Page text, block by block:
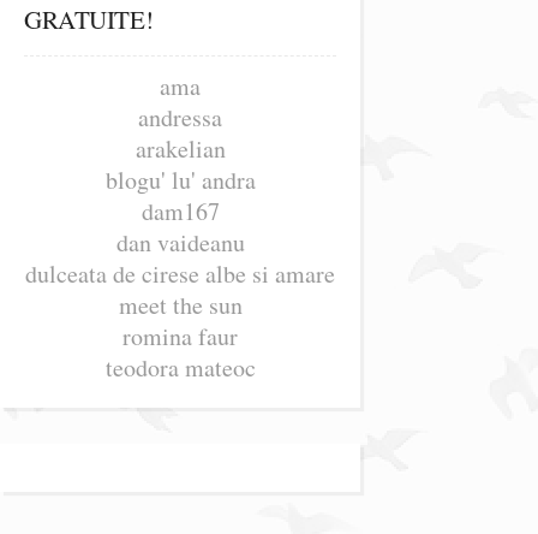
GRATUITE!
ama
andressa
arakelian
blogu' lu' andra
dam167
dan vaideanu
dulceata de cirese albe si amare
meet the sun
romina faur
teodora mateoc